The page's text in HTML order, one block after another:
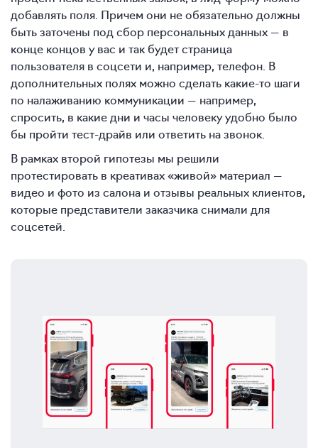
добавлять поля. Причем они не обязательно должны
быть заточены под сбор персональных данных — в
конце концов у вас и так будет страница
пользователя в соцсети и, например, телефон. В
дополнительных полях можно сделать какие-то шаги
по налаживанию коммуникации — например,
спросить, в какие дни и часы человеку удобно было
бы пройти тест-драйв или ответить на звонок.
В рамках второй гипотезы мы решили
протестировать в креативах «живой» материал —
видео и фото из салона и отзывы реальных клиентов,
которые представители заказчика снимали для
соцсетей.